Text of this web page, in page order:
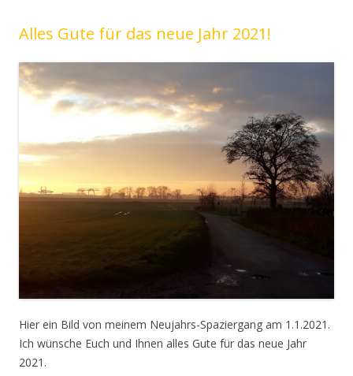
Alles Gute für das neue Jahr 2021!
Hier ein Bild von meinem Neujahrs-Spaziergang am 1.1.2021.
Ich wünsche Euch und Ihnen alles Gute für das neue Jahr
2021.